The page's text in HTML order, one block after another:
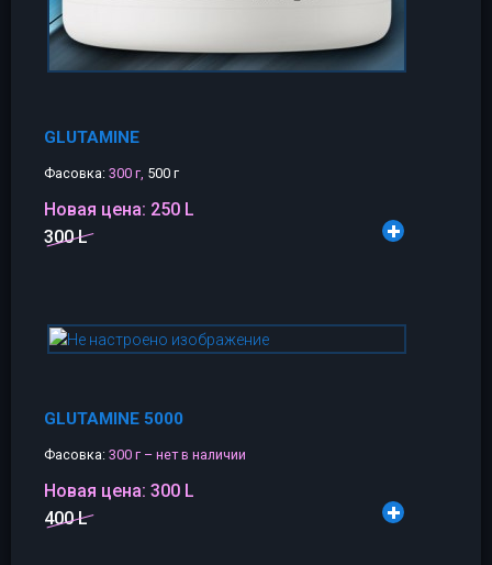
GLUTAMINE
Фасовка: 300 г, 500 г
Новая цена: 250 L
300 L
GLUTAMINE 5000
Фасовка: 300 г – нет в наличии
Новая цена: 300 L
400 L